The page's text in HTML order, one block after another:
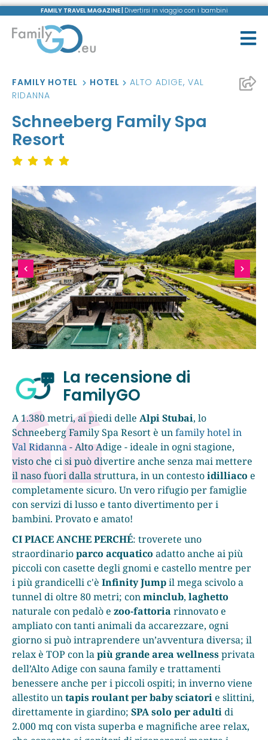
FAMILY TRAVEL MAGAZINE | Divertirsi in viaggio con i bambini
FAMILY HOTEL HOTEL ALTO ADIGE, VAL
RIDANNA
Schneeberg Family Spa
Resort
La recensione di
FamilyGO
A 1.380 metri, ai piedi delle Alpi Stubai, lo
Schneeberg Family Spa Resort è unfamily hotel in
Val Ridanna- Alto Adige - ideale in ogni stagione,
visto che ci si può divertire anche senza mai mettere
il naso fuori dalla struttura, in un contestoidilliaco e
completamente sicuro. Un vero rifugio per famiglie
con servizi di lusso e tanto divertimento per i
bambini. Provato e amato!
CI PIACE ANCHE PERCHÉ: troverete uno
straordinarioparco acquatico adatto anche ai più
piccoli con casette degli gnomi e castello mentre per
i più grandicelli c'è Infinity Jumpil mega scivolo a
tunnel di oltre 80 metri; conminclub, laghetto
naturale con pedalò e zoo-fattoria rinnovato e
ampliato con tanti animali da accarezzare, ogni
giorno si può intraprendere un’avventura diversa; il
relax è TOP con lapiù grande area wellnessprivata
dell’Alto Adige con sauna family e trattamenti
benessere anche per i piccoli ospiti; in inverno viene
allestito untapis roulant per baby sciatorie slittini,
direttamente in giardino; SPA solo per adultidi
2.000 mq con vista superba e magnifiche aree relax,